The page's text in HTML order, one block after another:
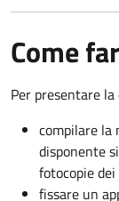
Come
Per presentare
compilare la
disponente
fotocopie
fissare un